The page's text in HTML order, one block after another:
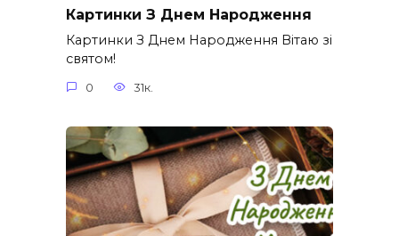
Картинки З Днем Народження
Картинки З Днем Народження Вітаю зі
святом!
0 31к.